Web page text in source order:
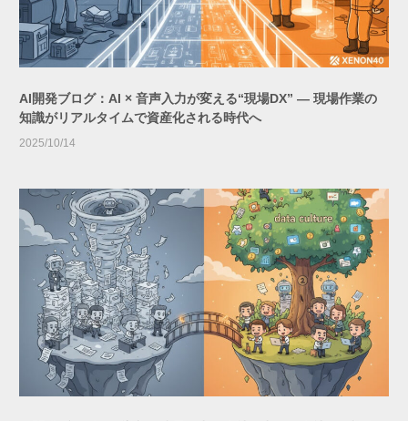
AI開発ブログ：AI × 音声入力が変える“現場DX” ― 現場作業の
知識がリアルタイムで資産化される時代へ
2025/10/14